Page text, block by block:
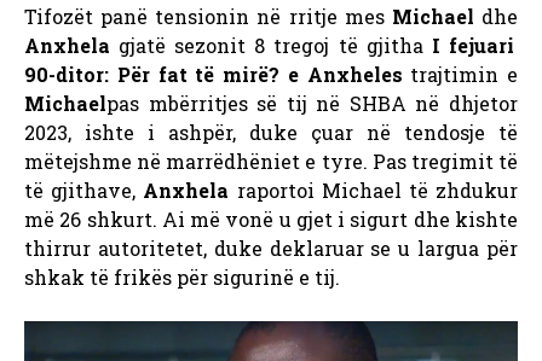
Tifozët panë tensionin në rritje mes Michael dhe
Anxhela gjatë sezonit 8 tregoj të gjitha I fejuari
90-ditor: Për fat të mirë? e Anxheles trajtimin e
Michaelpas mbërritjes së tij në SHBA në dhjetor
2023, ishte i ashpër, duke çuar në tendosje të
mëtejshme në marrëdhëniet e tyre. Pas tregimit të
të gjithave, Anxhela raportoi Michael të zhdukur
më 26 shkurt. Ai më vonë u gjet i sigurt dhe kishte
thirrur autoritetet, duke deklaruar se u largua për
shkak të frikës për sigurinë e tij.